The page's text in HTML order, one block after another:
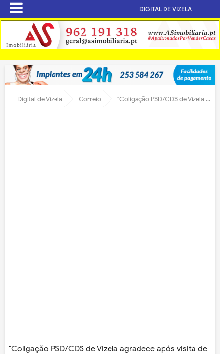
DIGITAL DE VIZELA
Digital de Vizela Correio "Coligação PSD/CDS de Vizela agradece após visita de Passos
"Coligação PSD/CDS de Vizela agradece após visita de